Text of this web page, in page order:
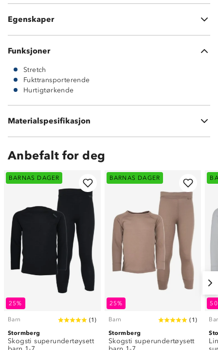
Egenskaper
Overdel og underdel inkludert
Funksjoner
Stretch
Fukttransporterende
Hurtigtørkende
Materialspesifikasjon
100 % polyester
Anbefalt for deg
BARNAS DAGER
25%
Barn (1 )
Stormberg
Skogsti superundertøysett
BARNAS DAGER
25%
Barn ( 1 )
Stormberg
Skogsti superundertøysett